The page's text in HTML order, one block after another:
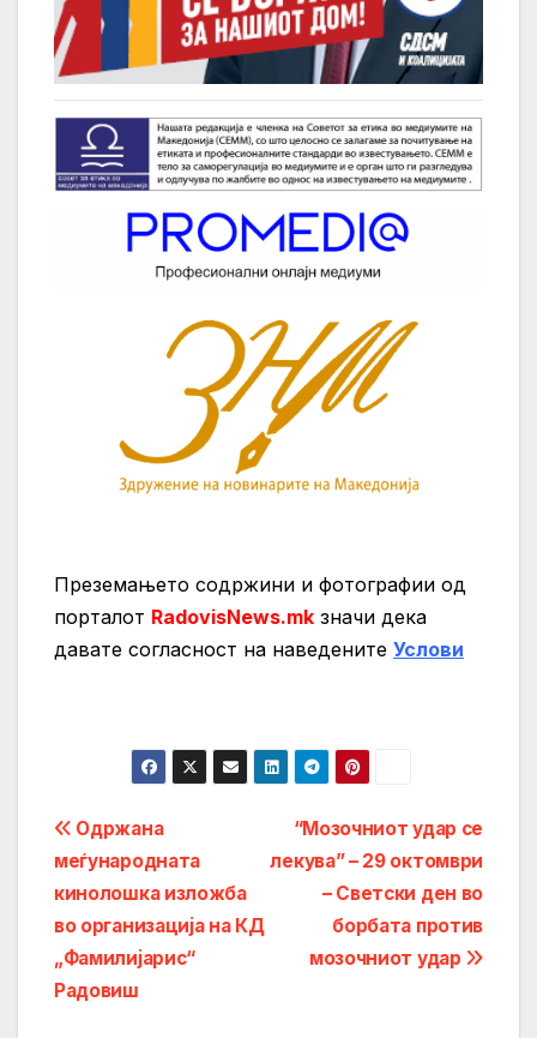
Преземањето содржини и фотографии од
порталот RadovisNews.mk значи дека
давате согласност на нaведените Услови
Post
navigation
“Мозочниот удар се
лекува” – 29 октомври
– Светски ден во
борбата против
мозочниот удар
Одржана
меѓународната
кинолошка изложба
во организација на КД
„Фамилијарис“
Радовиш